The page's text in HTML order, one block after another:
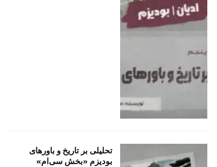
تحلیلی بر تاریخ و باورهای
بودیزم «بخش سی‌ام»